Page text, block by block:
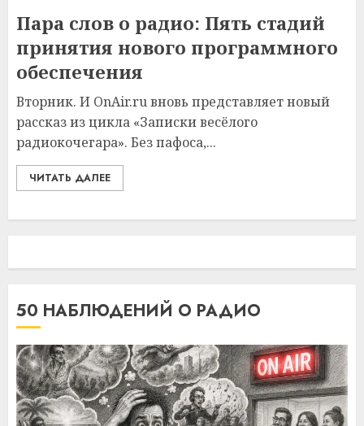
Пара слов о радио: Пять стадий
принятия нового программного
обеспечения
Вторник. И OnAir.ru вновь представляет новый
рассказ из цикла «Записки весёлого
радиокочегара». Без пафоса,...
ЧИТАТЬ ДАЛЕЕ
50 НАБЛЮДЕНИЙ О РАДИО